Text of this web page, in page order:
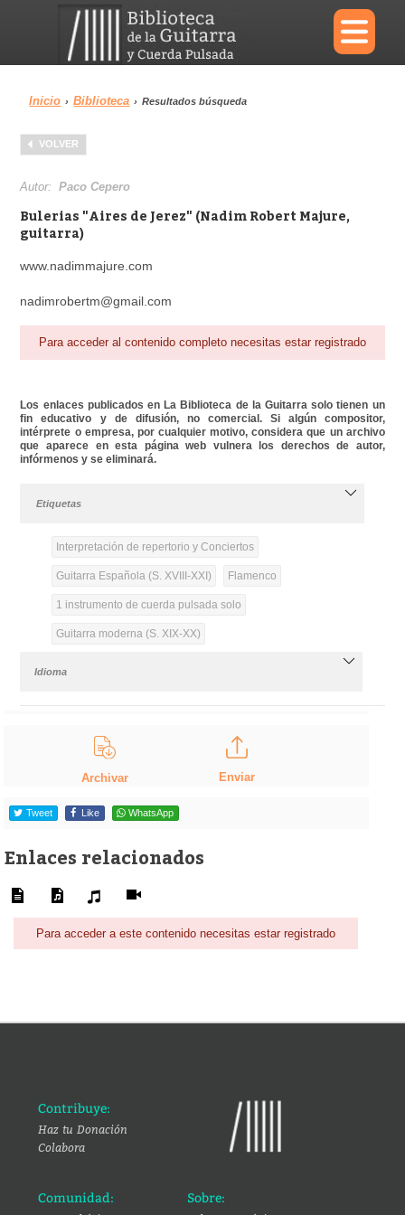
×
Menu
Biblioteca
Área personal
Inicio › Biblioteca › Resultados búsqueda
VOLVER
Autor:Paco Cepero
Bulerias "Aires de Jerez" (Nadim Robert Majure,
guitarra)
www.nadimmajure.com
nadimrobertm@gmail.com
Para acceder al contenido completo necesitas estar registrado
Los enlaces publicados en La Biblioteca de la Guitarra solo tienen un
fin educativo y de difusión, no comercial. Si algún compositor,
intérprete o empresa, por cualquier motivo, considera que un archivo
que aparece en esta página web vulnera los derechos de autor,
infórmenos y se eliminará.
Etiquetas
Interpretación de repertorio y Conciertos
Guitarra Española (S. XVIII-XXI) Flamenco
1 instrumento de cuerda pulsada solo
Guitarra moderna (S. XIX-XX)
Idioma
Archivar Enviar
Tweet Like WhatsApp
Enlaces relacionados
Para acceder a este contenido necesitas estar registrado
Contribuye:
Haz tu Donación
Colabora
Comunidad: Sobre: